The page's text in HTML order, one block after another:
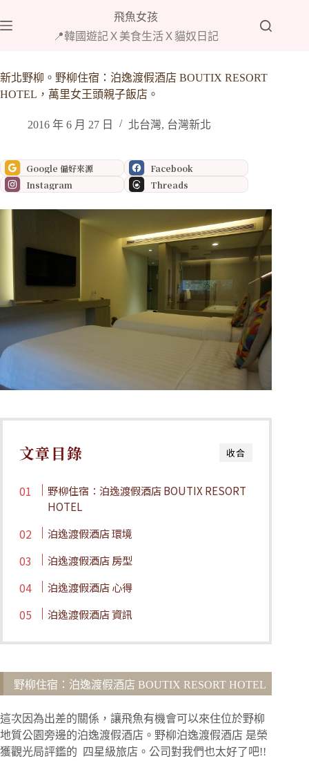
至
內
容
飛魚女孩
📍韓國遊記Ｘ美食生活Ｘ貓奴日記
新北野柳。野柳住宿：泊逸渡假酒店 BOUTIX RESORT
HOTEL，萬里女王頭親子飯店。
2016 年 6 月 27 日 北台灣, 台灣新北
Google 偏好來源
Facebook
Instagram
Threads
收合
文章目錄
野柳住宿：泊逸渡假酒店 BOUTIX RESORT
HOTEL
泊逸渡假酒店 環境
泊逸渡假酒店 房型
泊逸渡假酒店 心得
泊逸渡假酒店 資訊
野柳住宿：泊逸渡假酒店 BOUTIX RESORT HOTEL
這次因為出差的關係，讓飛魚有機會可以來住位於野柳
地質公園旁邊的泊逸渡假酒店。野柳泊逸渡假酒店 是榮
獲觀光局評鑑的 四星級旅店。公司對我們也太好了吧!!